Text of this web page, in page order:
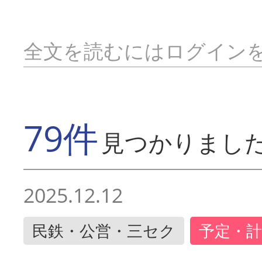
全文を読むにはログイン
79件 見つかりまし
2025.12.12
民鉄・公営・三セク 予定・